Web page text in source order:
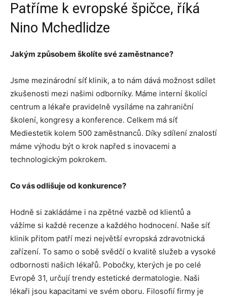
Patříme k evropské špičce, říká
Nino Mchedlidze
Jakým způsobem školíte své zaměstnance?
Jsme mezinárodní síť klinik, a to nám dává možnost sdílet
zkušenosti mezi našimi odborníky. Máme interní školící
centrum a lékaře pravidelně vysíláme na zahraniční
školení, kongresy a konference. Celkem má síť
Mediestetik kolem 500 zaměstnanců. Díky sdílení znalostí
máme výhodu být o krok napřed s inovacemi a
technologickým pokrokem.
Co vás odlišuje od konkurence?
Hodně si zakládáme i na zpětné vazbě od klientů a
vážíme si každé recenze a každého hodnocení. Naše síť
klinik přitom patří mezi největší evropská zdravotnická
zařízení. To samo o sobě svědčí o kvalitě služeb a vysoké
odbornosti našich lékařů. Pobočky, kterých je po celé
Evropě 31, určují trendy estetické dermatologie. Naši
lékaři jsou kapacitami ve svém oboru. Filosofií firmy je